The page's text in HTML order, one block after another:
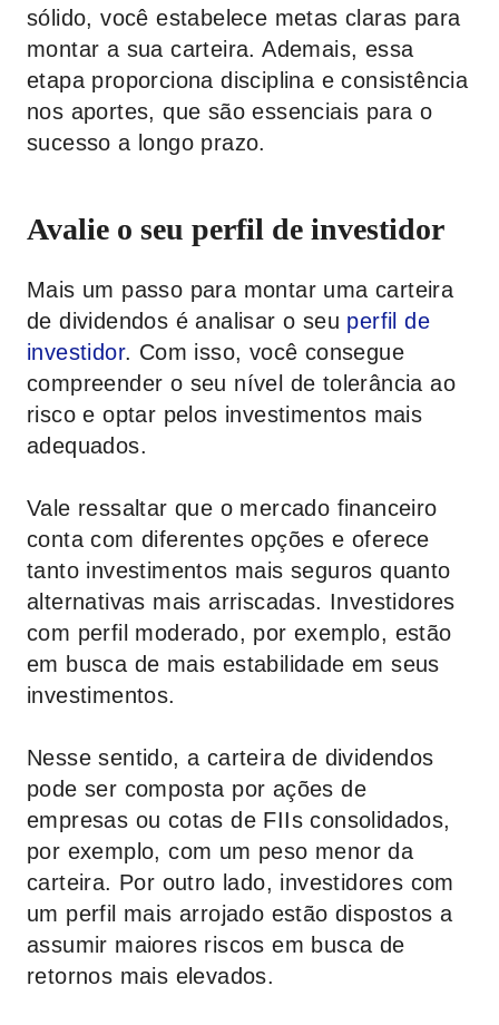
sólido, você estabelece metas claras para
montar a sua carteira. Ademais, essa
etapa proporciona disciplina e consistência
nos aportes, que são essenciais para o
sucesso a longo prazo.
Avalie o seu perfil de investidor
Mais um passo para montar uma carteira
de dividendos é analisar o seu perfil de
investidor. Com isso, você consegue
compreender o seu nível de tolerância ao
risco e optar pelos investimentos mais
adequados.
Vale ressaltar que o mercado financeiro
conta com diferentes opções e oferece
tanto investimentos mais seguros quanto
alternativas mais arriscadas. Investidores
com perfil moderado, por exemplo, estão
em busca de mais estabilidade em seus
investimentos.
Nesse sentido, a carteira de dividendos
pode ser composta por ações de
empresas ou cotas de FIIs consolidados,
por exemplo, com um peso menor da
carteira. Por outro lado, investidores com
um perfil mais arrojado estão dispostos a
assumir maiores riscos em busca de
retornos mais elevados.